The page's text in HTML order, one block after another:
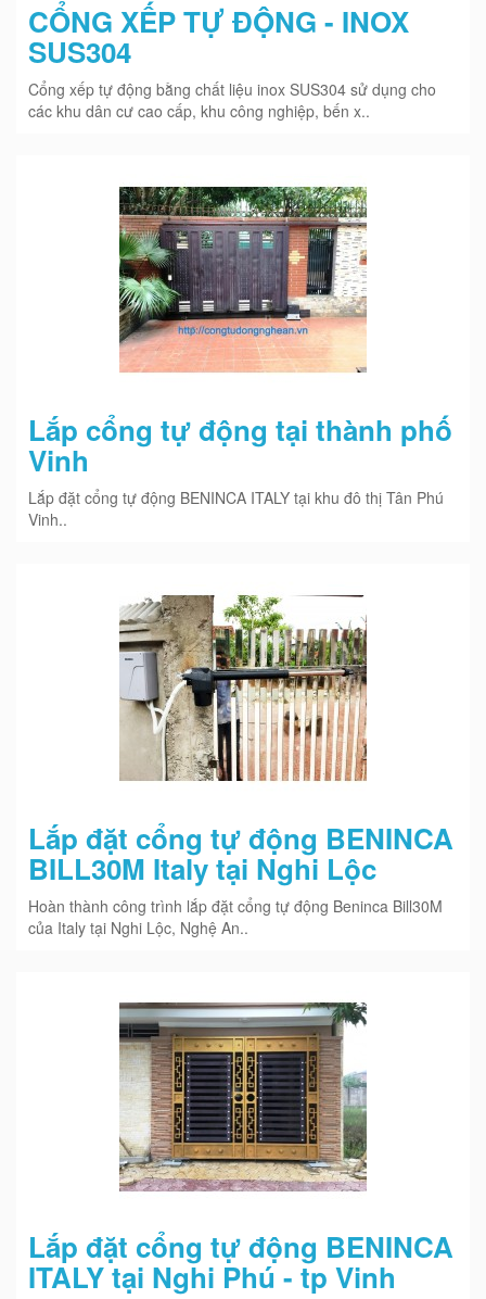
CỔNG XẾP TỰ ĐỘNG - INOX
SUS304
Cổng xếp tự động bằng chất liệu inox SUS304 sử dụng cho
các khu dân cư cao cấp, khu công nghiệp, bến x..
Lắp cổng tự động tại thành phố
Vinh
Lắp đặt cổng tự động BENINCA ITALY tại khu đô thị Tân Phú
Vinh..
Lắp đặt cổng tự động BENINCA
BILL30M Italy tại Nghi Lộc
Hoàn thành công trình lắp đặt cổng tự động Beninca Bill30M
của Italy tại Nghi Lộc, Nghệ An..
Lắp đặt cổng tự động BENINCA
ITALY tại Nghi Phú - tp Vinh